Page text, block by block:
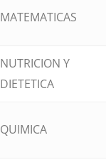
MATEMATICAS
NUTRICION Y
DIETETICA
QUIMICA